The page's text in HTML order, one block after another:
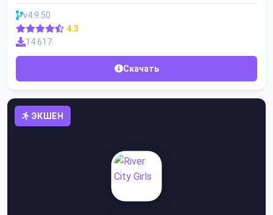
v4.9.50
4.3
14 617
Скачать
ЭКШЕН